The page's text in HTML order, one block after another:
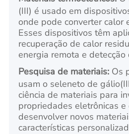
(III) é usado em
onde pode converter calor
Esses dispositivos têm
recuperação de calor
energia remota e
Pesquisa de materiais: Os
usam o seleneto de
ciência de materiais para
propriedades eletrônicas
desenvolver novos
características